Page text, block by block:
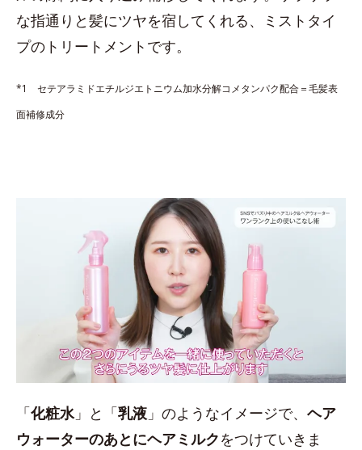
な指通りと髪にツヤを宿してくれる、ミストタイ
プのトリートメントです。
*1 セテアラミドエチルジエトニウム加水分解コメタンパク配合＝毛髪表
面補修成分
「化粧水」と「乳液 」のようなイメージで、 ヘア
ウォーターのあとにヘアミルクをつけていきま